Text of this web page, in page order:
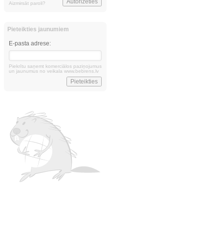
Aizmirsāt paroli?
Pieteikties jaunumiem
E-pasta adrese:
Piekrītu saņemt komerciālos paziņojumus
un jaunumus no veikala www.bebrens.lv